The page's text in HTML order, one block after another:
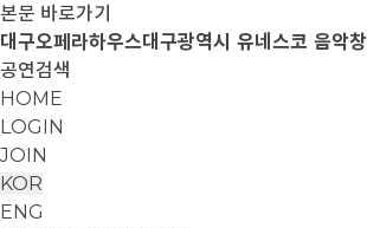
본문 바로가기
대구오페라하우스대구광역시 유네스코 음악창
공연검색
HOME
LOGIN
JOIN
KOR
ENG